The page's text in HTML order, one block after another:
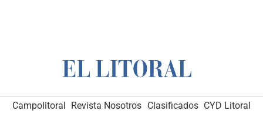
Campolitoral Revista Nosotros Clasificados CYD Litoral